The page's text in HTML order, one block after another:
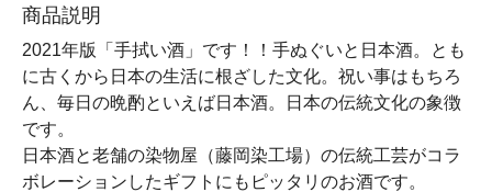
商品説明
2021年版「手拭い酒」です！！手ぬぐいと日本酒。とも
に古くから日本の生活に根ざした文化。祝い事はもちろ
ん、毎日の晩酌といえば日本酒。日本の伝統文化の象徴
です。
日本酒と老舗の染物屋（藤岡染工場）の伝統工芸がコラ
ボレーションしたギフトにもピッタリのお酒です。